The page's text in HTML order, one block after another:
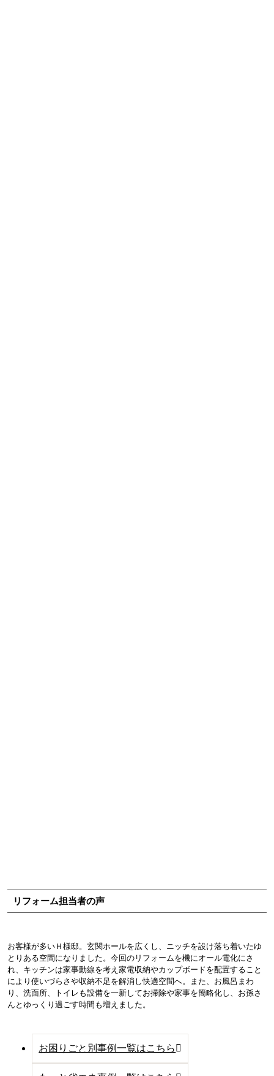
リフォーム担当者の声
お客様が多いＨ様邸。玄関ホールを広くし、ニッチを設け落ち着いたゆ
とりある空間になりました。今回のリフォームを機にオール電化にさ
れ、キッチンは家事動線を考え家電収納やカップボードを配置すること
により使いづらさや収納不足を解消し快適空間へ。
また、お風呂まわ
り、洗面所、トイレも設備を一新してお掃除や家事を簡略化し、お孫さ
んとゆっくり過ごす時間も増えました。
お困りごと別事例一覧はこちら